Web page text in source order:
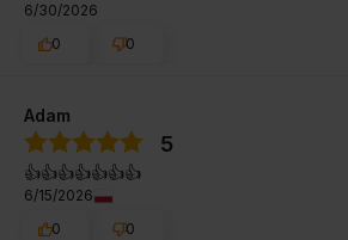
6/30/2026
0
0
Adam
5
👍️👍️👍️👍️👍️👍️👍️
6/15/2026
0
0